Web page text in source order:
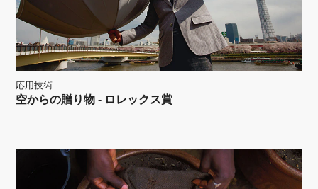
応用技術
空からの贈り物 - ロレックス賞